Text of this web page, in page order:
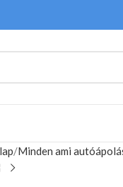
Minden ami